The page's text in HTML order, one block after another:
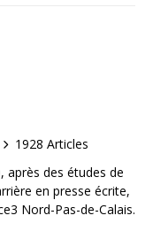
1928 Articles
après des études de
en presse écrite,
Nord-Pas-de-Calais.